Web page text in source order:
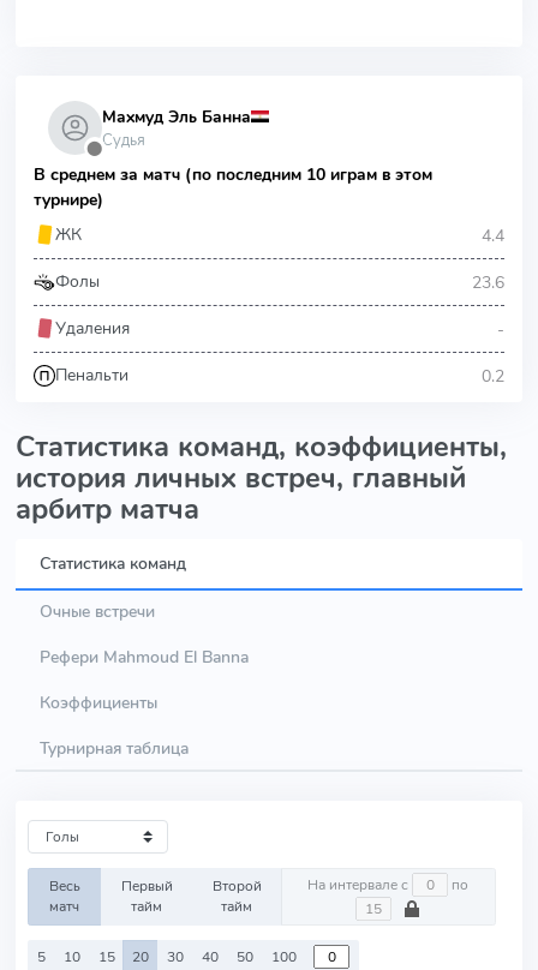
⬤
Махмуд Эль Банна
Судья
В среднем за матч (по последним 10 играм в этом
турнире)
ЖК
4.4
Фолы 23.6
Удаления -
Пенальти 0.2
Статистика команд, коэффициенты,
история личных встреч, главный
арбитр матча
Статистика команд
Очные встречи
Рефери Mahmoud El Banna
Коэффициенты
Турнирная таблица
Весь
матч
Первый
тайм
Второй
тайм
На интервале с по
5 10 15 20 30 40 50 100